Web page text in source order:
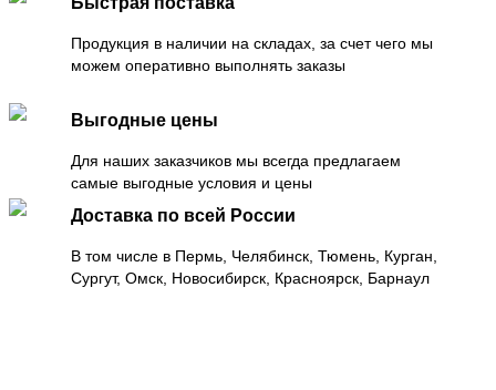
Продукция в наличии на складах, за счет чего мы
можем оперативно выполнять заказы
Выгодные цены
Для наших заказчиков мы всегда предлагаем
самые выгодные условия и цены
Доставка по всей России
В том числе в Пермь, Челябинск, Тюмень, Курган,
Сургут, Омск, Новосибирск, Красноярск, Барнаул